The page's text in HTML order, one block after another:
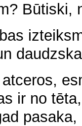
Būtiski,
ir no